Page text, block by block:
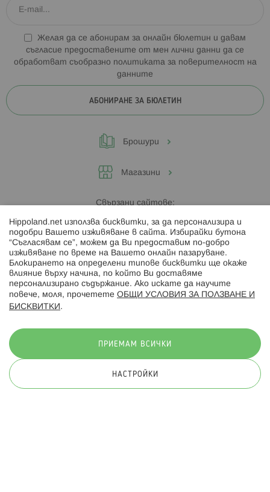
Желая да се абонирам за онлайн бюлетин и давам
съгласие предоставените от мен лични данни да се
обработват съобразно политиката за поверителност на
данните
АБОНИРАНЕ ЗА БЮЛЕТИН
Брошури
Магазини
Свързани сайтове:
Hippoland.ro
Последвайте ни:
© 2026 Hippoland.net. Всички права запазени
Hippoland.net използва бисквитки, за да персонализира и
подобри Вашето изживяване в сайта. Избирайки бутона
“Съгласявам се”, можем да Ви предоставим по-добро
изживяване по време на Вашето онлайн пазаруване.
Блокирането на определени типове бисквитки ще окаже
влияние върху начина, по който Ви доставяме
персонализирано съдържание. Ако искате да научите
повече, моля, прочетете ОБЩИ УСЛОВИЯ ЗА ПОЛЗВАНЕ И
БИСКВИТКИ .
ПРИЕМАМ ВСИЧКИ
НАСТРОЙКИ